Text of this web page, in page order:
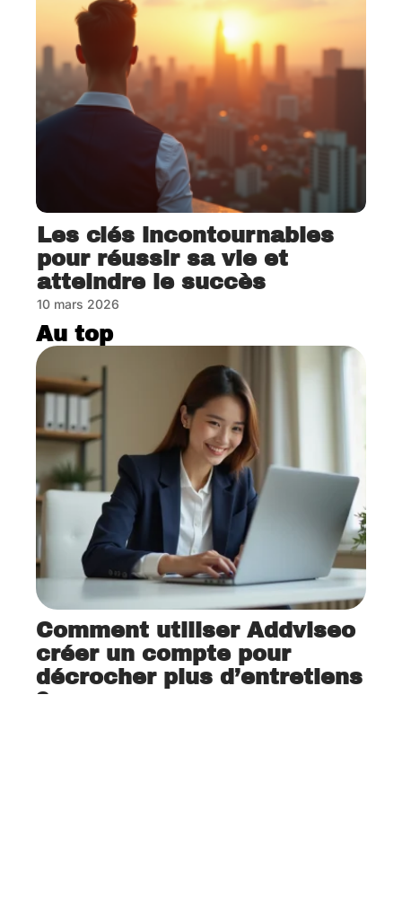
Les clés incontournables
pour réussir sa vie et
atteindre le succès
10 mars 2026
Au top
Comment utiliser Addviseo
créer un compte pour
décrocher plus d’entretiens
?